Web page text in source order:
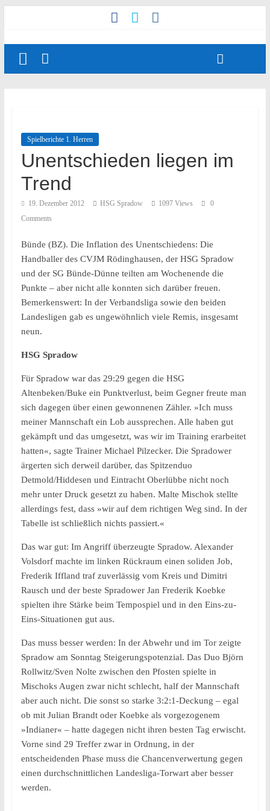
Spielberichte 1. Herren
Unentschieden liegen im
Trend
19. Dezember 2012 HSG Spradow 1097 Views
0
Comments
Bünde (BZ). Die Inflation des Unentschiedens: Die
Handballer des CVJM Rödinghausen, der HSG Spradow
und der SG Bünde-Dünne teilten am Wochenende die
Punkte – aber nicht alle konnten sich darüber freuen.
Bemerkenswert: In der Verbandsliga sowie den beiden
Landesligen gab es ungewöhnlich viele Remis, insgesamt
neun.
HSG Spradow
Für Spradow war das 29:29 gegen die HSG
Altenbeken/Buke ein Punktverlust, beim Gegner freute man
sich dagegen über einen gewonnenen Zähler. »Ich muss
meiner Mannschaft ein Lob aussprechen. Alle haben gut
gekämpft und das umgesetzt, was wir im Training erarbeitet
hatten«, sagte Trainer Michael Pilzecker. Die Spradower
ärgerten sich derweil darüber, das Spitzenduo
Detmold/Hiddesen und Eintracht Oberlübbe nicht noch
mehr unter Druck gesetzt zu haben. Malte Mischok stellte
allerdings fest, dass »wir auf dem richtigen Weg sind. In der
Tabelle ist schließlich nichts passiert.«
Das war gut: Im Angriff überzeugte Spradow. Alexander
Volsdorf machte im linken Rückraum einen soliden Job,
Frederik Iffland traf zuverlässig vom Kreis und Dimitri
Rausch und der beste Spradower Jan Frederik Koebke
spielten ihre Stärke beim Tempospiel und in den Eins-zu-
Eins-Situationen gut aus.
Das muss besser werden: In der Abwehr und im Tor zeigte
Spradow am Sonntag Steigerungspotenzial. Das Duo Björn
Rollwitz/Sven Nolte zwischen den Pfosten spielte in
Mischoks Augen zwar nicht schlecht, half der Mannschaft
aber auch nicht. Die sonst so starke 3:2:1-Deckung – egal
ob mit Julian Brandt oder Koebke als vorgezogenem
»Indianer« – hatte dagegen nicht ihren besten Tag erwischt.
Vorne sind 29 Treffer zwar in Ordnung, in der
entscheidenden Phase muss die Chancenverwertung gegen
einen durchschnittlichen Landesliga-Torwart aber besser
werden.